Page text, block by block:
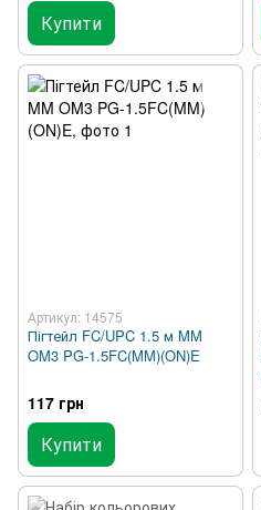
Купити
Артикул: 14575
Пігтейл FC/UPC 1.5 м MM
OM3 PG-1.5FC(MM)(ON)E
117 грн
Купити